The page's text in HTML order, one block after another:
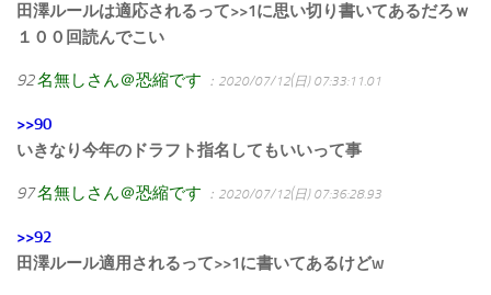
田澤ルールは適応されるって>>1に思い切り書いてあるだろｗ
１００回読んでこい
92名無しさん＠恐縮です ：2020/07/12(日) 07:33:11.01
>>90
いきなり今年のドラフト指名してもいいって事
97名無しさん＠恐縮です ：2020/07/12(日) 07:36:28.93
>>92
田澤ルール適用されるって>>1に書いてあるけどw